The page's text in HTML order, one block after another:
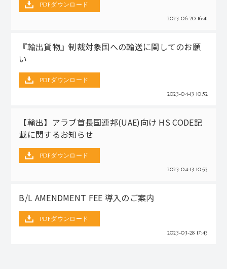
PDFダウンロード
2023-06-20 16:41
『輸出貨物』制裁対象国への輸送に関してのお願
い
PDFダウンロード
2023-04-13 10:52
【輸出】アラブ首長国連邦(UAE)向け HS CODE記
載に関するお知らせ
PDFダウンロード
2023-04-13 10:53
B/L AMENDMENT FEE 導入のご案内
PDFダウンロード
2023-03-28 17:43